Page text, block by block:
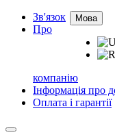
Мова
Зв'язок
Про
компанію
Інформація про
Оплата і гарантії